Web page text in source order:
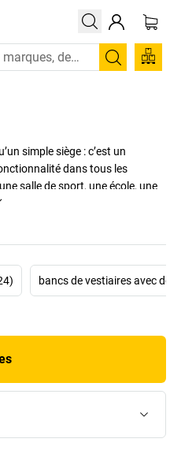
simple siège : c’est un
dans tous les
salle de sport, une école, une
permet aux utilisateurs de se
bois
bancs de vestiaires avec